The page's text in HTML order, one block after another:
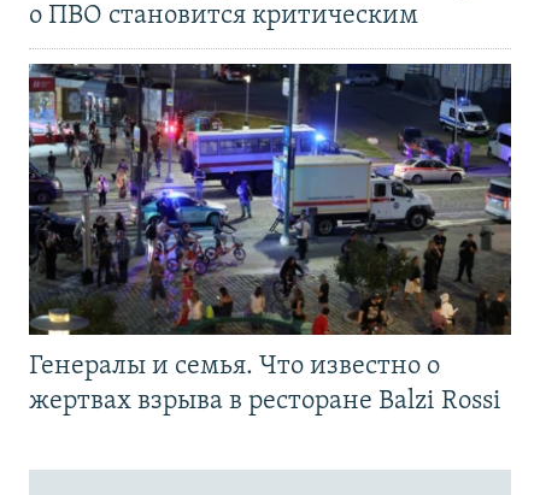
о ПВО становится критическим
Генералы и семья. Что известно о
жертвах взрыва в ресторане Balzi Rossi